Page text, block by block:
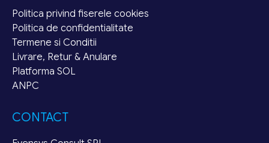
Politica privind fiserele cookies
Politica de confidentialitate
Termene si Conditii
Livrare, Retur & Anulare
Platforma SOL
ANPC
CONTACT